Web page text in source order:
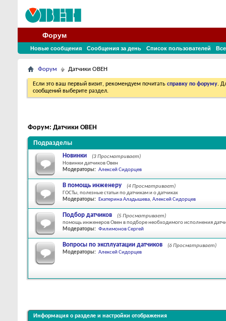
Форум
Новые сообщения Сообщения за день Список пользователей
Форум Датчики ОВЕН
Если это ваш первый визит, рекомендуем почитать справку по форуму.
сообщений выберите раздел.
Форум: Датчики ОВЕН
Подразделы
Новинки
(3 Просматривает)
Новинки датчиков Овен
Модераторы: Алексей Сидорцев
В помощь инженеру
(4 Просматривает)
ГОСТы, полезные статьи по датчикам и о датчиках
Модераторы: Екатерина Аладышева, Алексей Сидорцев
Подбор датчиков
(5 Просматривает)
помощь инженеров Овен в подборе необходимого исполнения
Модераторы: Филимонов Сергей
Вопросы по эксплуатации датчиков
(6 Просматривает)
Модераторы: Алексей Сидорцев
Информация о разделе и настройки отображения